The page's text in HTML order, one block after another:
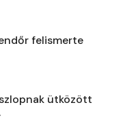
felismerte
ütközött